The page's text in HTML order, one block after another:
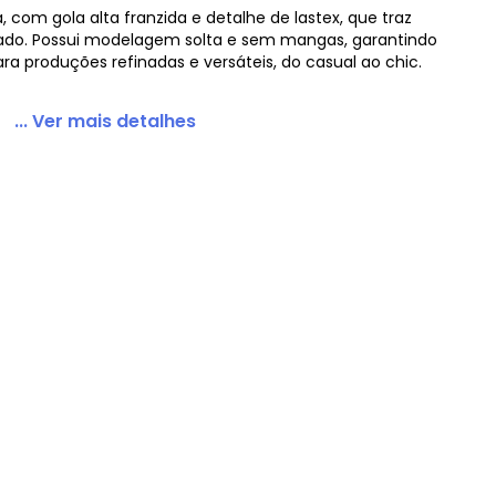
com gola alta franzida e detalhe de lastex, que traz
Possui modelagem solta e sem mangas, garantindo
produções refinadas e versáteis, do casual ao chic.
... Ver mais detalhes